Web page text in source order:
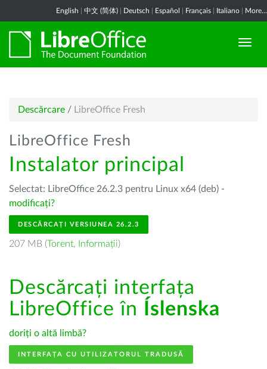
English 中文 (简体) Deutsch Español Français Italiano More...
Descărcare / LibreOffice Fresh
LibreOffice Fresh
Instalator principal
Selectat: LibreOffice 26.2.3 pentru Linux x64 (deb) -
modificați?
DESCĂRCAȚI VERSIUNEA 26.2.3
207 MB (Torent, Informații)
Descărcați interfața
LibreOffice în
Íslenska
doriți o altă limbă?
INTERFAȚA CU UTILIZATORUL TRADUSĂ